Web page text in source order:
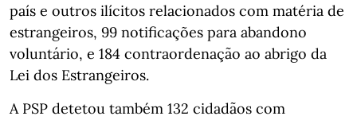
país e outros ilícitos relacionados com matéria de
estrangeiros, 99 notificações para abandono
voluntário, e 184 contraordenação ao abrigo da
Lei dos Estrangeiros.
A PSP detetou também 132 cidadãos com